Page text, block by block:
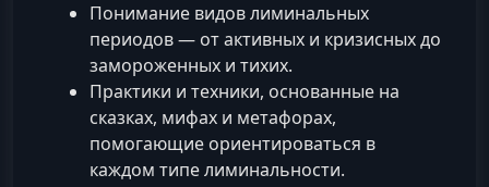
Понимание видов лиминальных
периодов — от активных и кризисных до
замороженных и тихих.
Практики и техники, основанные на
сказках, мифах и метафорах,
помогающие ориентироваться в
каждом типе лиминальности.